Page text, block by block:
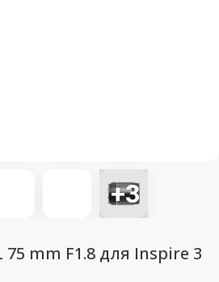
75 mm F1.8 для Inspire 3